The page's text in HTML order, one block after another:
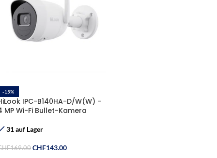
-15%
IPC-B140HA-D/W(W) –
MP Wi-Fi Bullet-Kamera
31 auf Lager
169.00 CHF143.00